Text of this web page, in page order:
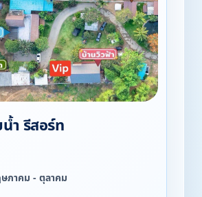
ำ รีสอร์ท
ภาคม - ตุลาคม